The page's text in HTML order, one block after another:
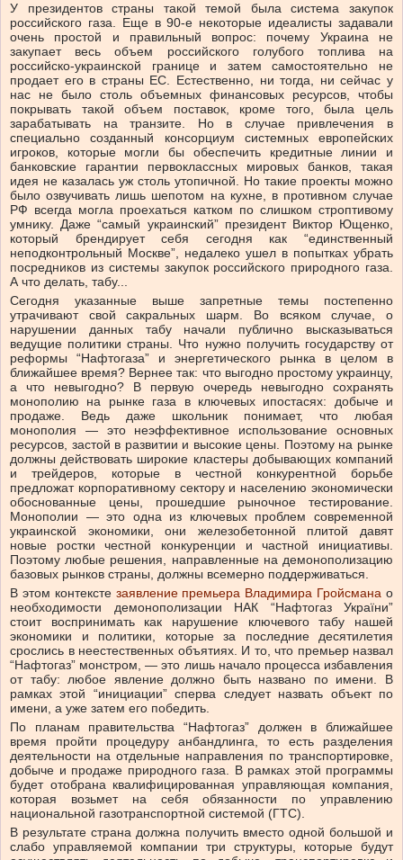
У президентов страны такой темой была система закупок
российского газа. Еще в 90-е некоторые идеалисты задавали
очень простой и правильный вопрос: почему Украина не
закупает весь объем российского голубого топлива на
российско-украинской границе и затем самостоятельно не
продает его в страны ЕС. Естественно, ни тогда, ни сейчас у
нас не было столь объемных финансовых ресурсов, чтобы
покрывать такой объем поставок, кроме того, была цель
зарабатывать на транзите. Но в случае привлечения в
специально созданный консорциум системных европейских
игроков, которые могли бы обеспечить кредитные линии и
банковские гарантии первоклассных мировых банков, такая
идея не казалась уж столь утопичной. Но такие проекты можно
было озвучивать лишь шепотом на кухне, в противном случае
РФ всегда могла проехаться катком по слишком строптивому
умнику. Даже “самый украинский” президент Виктор Ющенко,
который брендирует себя сегодня как “единственный
неподконтрольный Москве”, недалеко ушел в попытках убрать
посредников из системы закупок российского природного газа.
А что делать, табу...
Сегодня указанные выше запретные темы постепенно
утрачивают свой сакральных шарм. Во всяком случае, о
нарушении данных табу начали публично высказываться
ведущие политики страны. Что нужно получить государству от
реформы “Нафтогаза” и энергетического рынка в целом в
ближайшее время? Вернее так: что выгодно простому украинцу,
а что невыгодно? В первую очередь невыгодно сохранять
монополию на рынке газа в ключевых ипостасях: добыче и
продаже. Ведь даже школьник понимает, что любая
монополия — это неэффективное использование основных
ресурсов, застой в развитии и высокие цены. Поэтому на рынке
должны действовать широкие кластеры добывающих компаний
и трейдеров, которые в честной конкурентной борьбе
предложат корпоративному сектору и населению экономически
обоснованные цены, прошедшие рыночное тестирование.
Монополии — это одна из ключевых проблем современной
украинской экономики, они железобетонной плитой давят
новые ростки честной конкуренции и частной инициативы.
Поэтому любые решения, направленные на демонополизацию
базовых рынков страны, должны всемерно поддерживаться.
В этом контексте заявление премьера Владимира Гройсмана о
необходимости демонополизации НАК “Нафтогаз України”
стоит воспринимать как нарушение ключевого табу нашей
экономики и политики, которые за последние десятилетия
срослись в неестественных объятиях. И то, что премьер назвал
“Нафтогаз” монстром, — это лишь начало процесса избавления
от табу: любое явление должно быть названо по имени. В
рамках этой “инициации” сперва следует назвать объект по
имени, а уже затем его победить.
По планам правительства “Нафтогаз” должен в ближайшее
время пройти процедуру анбандлинга, то есть разделения
деятельности на отдельные направления по транспортировке,
добыче и продаже природного газа. В рамках этой программы
будет отобрана квалифицированная управляющая компания,
которая возьмет на себя обязанности по управлению
национальной газотранспортной системой (ГТС).
В результате страна должна получить вместо одной большой и
слабо управляемой компании три структуры, которые будут